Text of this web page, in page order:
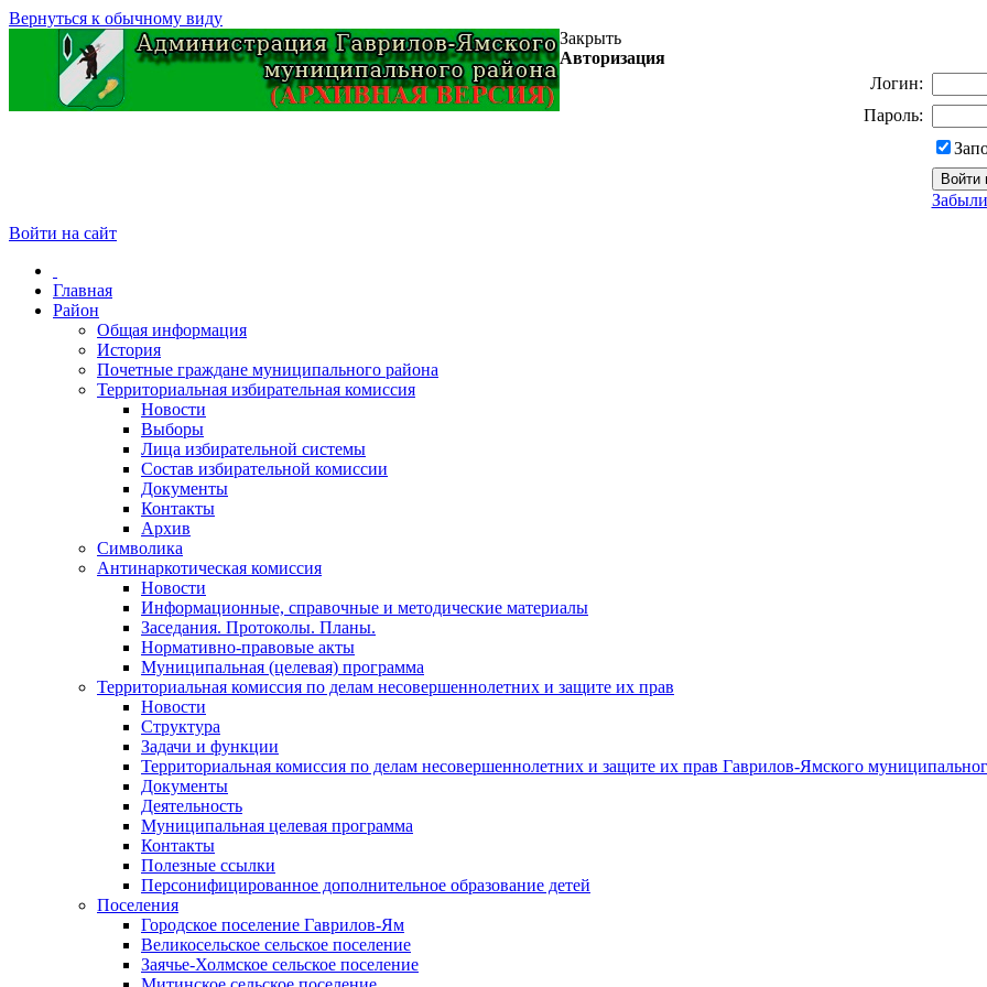
Вернуться к обычному виду
Закрыть
Авторизация
Логин:
Пароль:
Войти на сайт
Главная
Район
Общая информация
История
Почетные граждане муниципального района
Территориальная избирательная комиссия
Новости
Выборы
Лица избирательной системы
Состав избирательной комиссии
Документы
Контакты
Архив
Символика
Антинаркотическая комиссия
Новости
Информационные, справочные и методические материалы
Заседания. Протоколы. Планы.
Нормативно-правовые акты
Муниципальная (целевая) программа
Территориальная комиссия по делам несовершеннолетних и защите их прав
Новости
Структура
Задачи и функции
Территориальная комиссия по делам несовершеннолетних и защите их прав Гаврилов-Ямского
Документы
Деятельность
Муниципальная целевая программа
Контакты
Полезные ссылки
Персонифицированное дополнительное образование детей
Поселения
Городское поселение Гаврилов-Ям
Великосельское сельское поселение
Заячье-Холмское сельское поселение